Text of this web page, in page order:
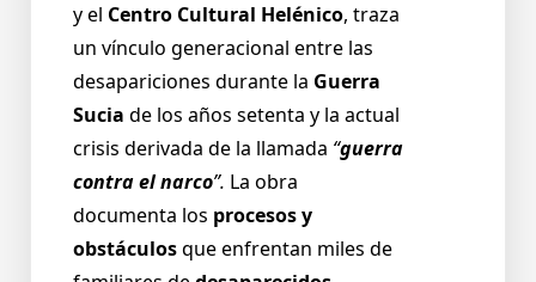
y el Centro Cultural Helénico, traza
un vínculo generacional entre las
desapariciones durante la Guerra
Sucia de los años setenta y la actual
crisis derivada de la llamada “guerra
contra el narco”. La obra
documenta los procesos y
obstáculosque enfrentan miles de